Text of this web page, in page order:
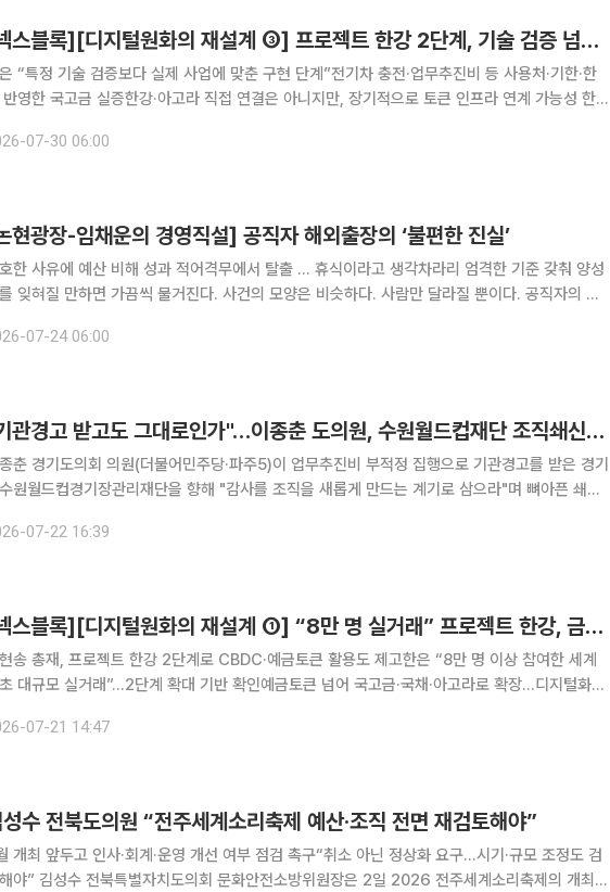
[넥스블록][디지털원화의 재설계 ③] 프로젝트 한강 2단계, 기술 검증 넘어 ‘실제 사업 구현’으로
“특정 기술 검증보다 실제 사업에 맞춘 구현 단계”전기차 충전·업무추진비 등 사용처·기한·한
영한 국고금 실증한강·아고라 직접 연결은 아니지만, 장기적으로 토큰 인프라 연계 가능성 한
실제 현장에서 집행될 수 있는가’를 확인하는 단계로 넘어가고
07-30 06:00
현광장-임채운의 경영직설] 공직자 해외출장의 ‘불편한 진실’
한 사유에 예산 비해 성과 적어격무에서 탈출 … 휴식이라고 생각차라리 엄격한 기준 갖춰 양성
만 달라질 뿐이다. 공직자의 해
크기 때문이다. 업무추진비와 해외출장비 모두 돈이 관련되지만, 단
07-24 06:00
"기관경고 받고도 그대로인가"…이종춘 도의원, 수원월드컵재단 조직쇄신 정조준
춘 경기도의회 의원(더불어민주당·파주5)이 업무추진비 부적정 집행으로 기관경고를 받은 경기
원월드컵경기장관리재단을 향해 "감사를 조직을 새롭게 만드는 계기로 삼으라"며 뼈아픈 쇄신
07-22 16:39
[넥스블록][디지털원화의 재설계 ①] “8만 명 실거래” 프로젝트 한강, 금융 인프라로 확장
송 총재, 프로젝트 한강 2단계로 CBDC·예금토큰 활용도 제고한은 “8만 명 이상 참여한 세계
대규모 실거래”…2단계 확대 기반 확인예금토큰 넘어 국고금·국채·아고라로 확장…디지털화폐
과제로 끌어올리고 있다. 표면적으로는 중앙은행 디지털화폐
07-21 14:47
수 전북도의원 “전주세계소리축제 예산·조직 전면 재검토해야”
개최 앞두고 인사·회계·운영 개선 여부 점검 촉구“취소 아닌 정상화 요구…시기·규모 조정도 검
문화안전소방위원장은 2일 2026 전주세계소리축제의 개최